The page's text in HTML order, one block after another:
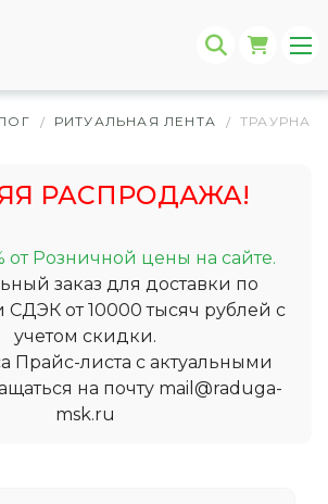
/ РИТУАЛЬНАЯ ЛЕНТА /
РАСПРОДАЖА!
от Розничной цены на сайте.
заказ для доставки по
СДЭК от 10000 тысяч рублей с
учетом скидки.
Прайс-листа с актуальными
на почту mail@raduga-
msk.ru